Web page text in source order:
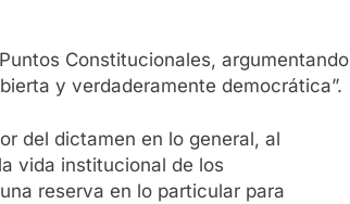
Constitucionales, argumentando
y verdaderamente democrática”.
del dictamen en lo general, al
vida institucional de los
reserva en lo particular para